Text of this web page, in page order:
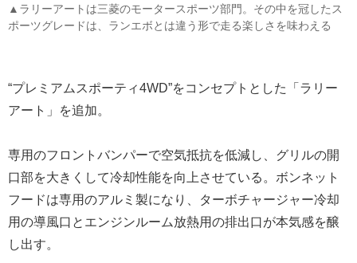
▲ラリーアートは三菱のモータースポーツ部門。その中を冠したス
ポーツグレードは、ランエボとは違う形で走る楽しさを味わえる
“プレミアムスポーティ4WD”をコンセプトとした「ラリー
アート」を追加。
専用のフロントバンパーで空気抵抗を低減し、グリルの開
口部を大きくして冷却性能を向上させている。ボンネット
フードは専用のアルミ製になり、ターボチャージャー冷却
用の導風口とエンジンルーム放熱用の排出口が本気感を醸
し出す。